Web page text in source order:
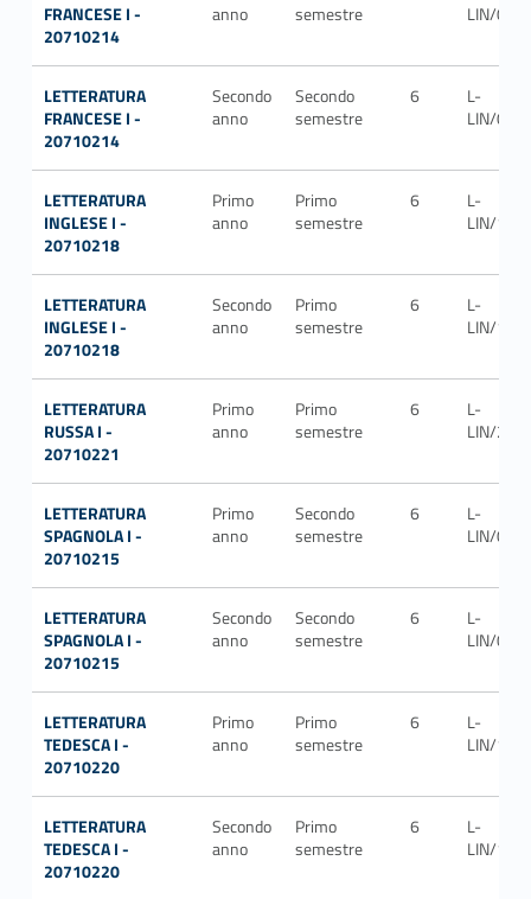
FRANCESE I -
20710214
anno
semestre
LIN/03
LETTERATURA
FRANCESE I -
20710214
Secondo
anno
Secondo
semestre
6
L-
LIN/03
LETTERATURA
INGLESE I -
20710218
Primo
anno
Primo
semestre
6
L-
LIN/10
LETTERATURA
INGLESE I -
20710218
Secondo
anno
Primo
semestre
6
L-
LIN/10
LETTERATURA
RUSSA I -
20710221
Primo
anno
Primo
semestre
6
L-
LIN/21
LETTERATURA
SPAGNOLA I -
20710215
Primo
anno
Secondo
semestre
6
L-
LIN/05
LETTERATURA
SPAGNOLA I -
20710215
Secondo
anno
Secondo
semestre
6
L-
LIN/05
LETTERATURA
TEDESCA I -
20710220
Primo
anno
Primo
semestre
6
L-
LIN/13
LETTERATURA
TEDESCA I -
20710220
Secondo
anno
Primo
semestre
6
L-
LIN/13